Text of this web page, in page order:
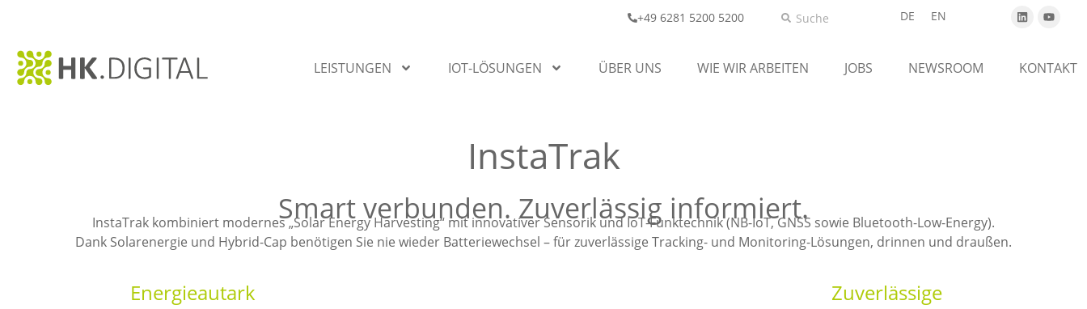
+49 6281 5200 5200 DE EN
LEISTUNGEN IOT-LÖSUNGEN ÜBER UNS WIE WIR ARBEITEN JOBS NEWSROOM KONTAKT
InstaTrak
Smart verbunden. Zuverlässig informiert.
InstaTrak kombiniert modernes „Solar Energy Harvesting“ mit innovativer Sensorik und IoT-Funktechnik (NB-IoT, GNSS sowie Bluetooth-Low-Energy).
Dank Solarenergie und Hybrid-Cap benötigen Sie nie wieder Batteriewechsel – für zuverlässige Tracking- und Monitoring-Lösungen, drinnen und draußen.
Energieautark
Zuverlässige